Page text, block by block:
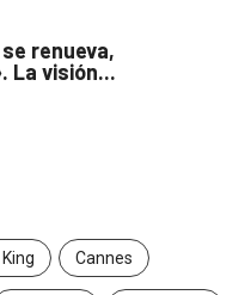
renueva,
La visión...
Cannes